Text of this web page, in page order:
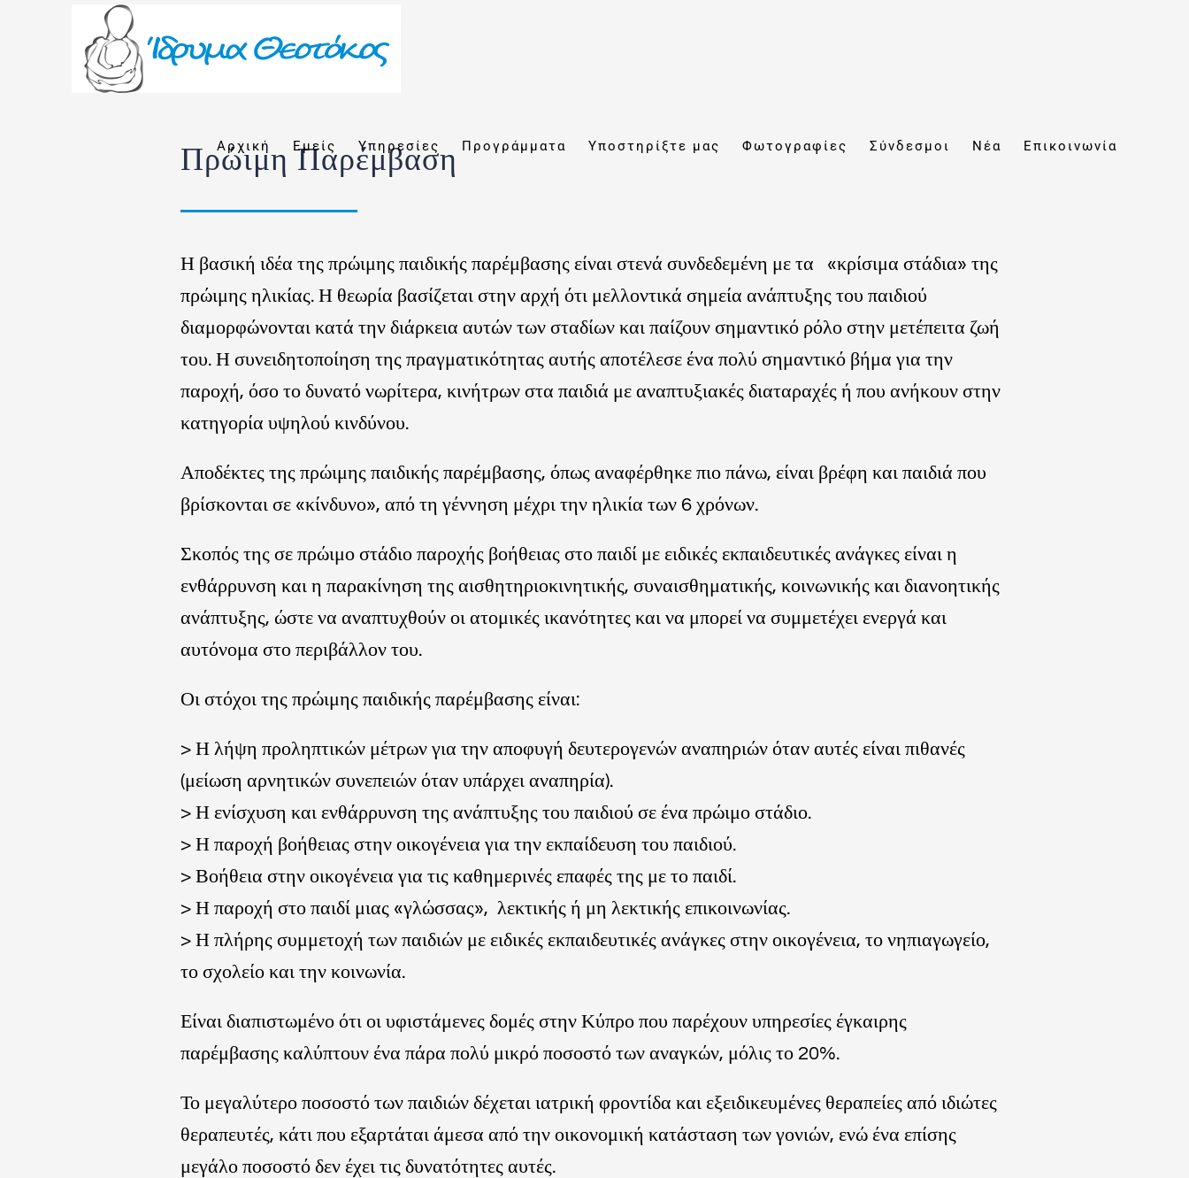
Αρχική Εμείς Υπηρεσίες Προγράμματα Υποστηρίξτε μας Φωτογραφίες Σύνδεσμοι Νέα Επικοινωνία
Πρώιμη Παρέμβαση
Η βασική ιδέα της πρώιμης παιδικής παρέμβασης είναι στενά συνδεδεμένη με τα «κρίσιμα στάδια» της
πρώιμης ηλικίας. Η θεωρία βασίζεται στην αρχή ότι μελλοντικά σημεία ανάπτυξης του παιδιού
διαμορφώνονται κατά την διάρκεια αυτών των σταδίων και παίζουν σημαντικό ρόλο στην μετέπειτα ζωή
του. Η συνειδητοποίηση της πραγματικότητας αυτής αποτέλεσε ένα πολύ σημαντικό βήμα για την
παροχή, όσο το δυνατό νωρίτερα, κινήτρων στα παιδιά με αναπτυξιακές διαταραχές ή που ανήκουν στην
κατηγορία υψηλού κινδύνου.
Αποδέκτες της πρώιμης παιδικής παρέμβασης, όπως αναφέρθηκε πιο πάνω, είναι βρέφη και παιδιά που
βρίσκονται σε «κίνδυνο», από τη γέννηση μέχρι την ηλικία των 6 χρόνων.
Σκοπός της σε πρώιμο στάδιο παροχής βοήθειας στο παιδί με ειδικές εκπαιδευτικές ανάγκες είναι η
ενθάρρυνση και η παρακίνηση της αισθητηριοκινητικής, συναισθηματικής, κοινωνικής και διανοητικής
ανάπτυξης, ώστε να αναπτυχθούν οι ατομικές ικανότητες και να μπορεί να συμμετέχει ενεργά και
αυτόνομα στο περιβάλλον του.
Οι στόχοι της πρώιμης παιδικής παρέμβασης είναι:
> Η λήψη προληπτικών μέτρων για την αποφυγή δευτερογενών αναπηριών όταν αυτές είναι πιθανές
(μείωση αρνητικών συνεπειών όταν υπάρχει αναπηρία).
> Η ενίσχυση και ενθάρρυνση της ανάπτυξης του παιδιού σε ένα πρώιμο στάδιο.
> Η παροχή βοήθειας στην οικογένεια για την εκπαίδευση του παιδιού.
> Βοήθεια στην οικογένεια για τις καθημερινές επαφές της με το παιδί.
> Η παροχή στο παιδί μιας «γλώσσας», λεκτικής ή μη λεκτικής επικοινωνίας.
> Η πλήρης συμμετοχή των παιδιών με ειδικές εκπαιδευτικές ανάγκες στην οικογένεια, το νηπιαγωγείο,
το σχολείο και την κοινωνία.
Είναι διαπιστωμένο ότι οι υφιστάμενες δομές στην Κύπρο που παρέχουν υπηρεσίες έγκαιρης
παρέμβασης καλύπτουν ένα πάρα πολύ μικρό ποσοστό των αναγκών, μόλις το 20%.
Το μεγαλύτερο ποσοστό των παιδιών δέχεται ιατρική φροντίδα και εξειδικευμένες θεραπείες από ιδιώτες
θεραπευτές, κάτι που εξαρτάται άμεσα από την οικονομική κατάσταση των γονιών, ενώ ένα επίσης
μεγάλο ποσοστό δεν έχει τις δυνατότητες αυτές.